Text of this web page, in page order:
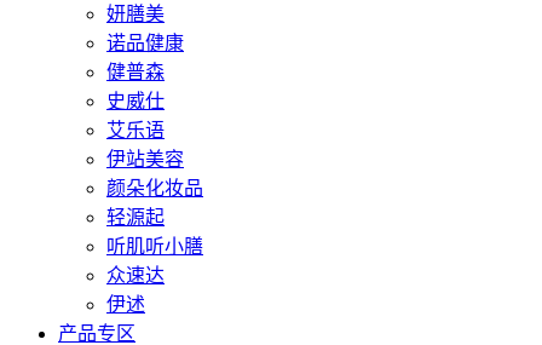
妍膳美
诺品健康
健普森
史威仕
艾乐语
伊站美容
颜朵化妆品
轻源起
听肌听小膳
众速达
伊述
产品专区